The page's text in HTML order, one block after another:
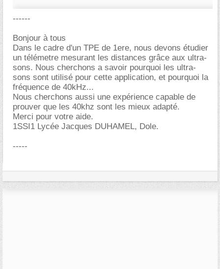
------
Bonjour à tous
Dans le cadre d'un TPE de 1ere, nous devons étudier
un télémetre mesurant les distances grâce aux ultra-
sons. Nous cherchons a savoir pourquoi les ultra-
sons sont utilisé pour cette application, et pourquoi la
fréquence de 40kHz...
Nous cherchons aussi une expérience capable de
prouver que les 40khz sont les mieux adapté.
Merci pour votre aide.
1SSI1 Lycée Jacques DUHAMEL, Dole.
-----